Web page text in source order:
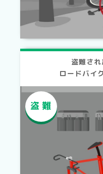
盗難さ
ロードバイ
盗難